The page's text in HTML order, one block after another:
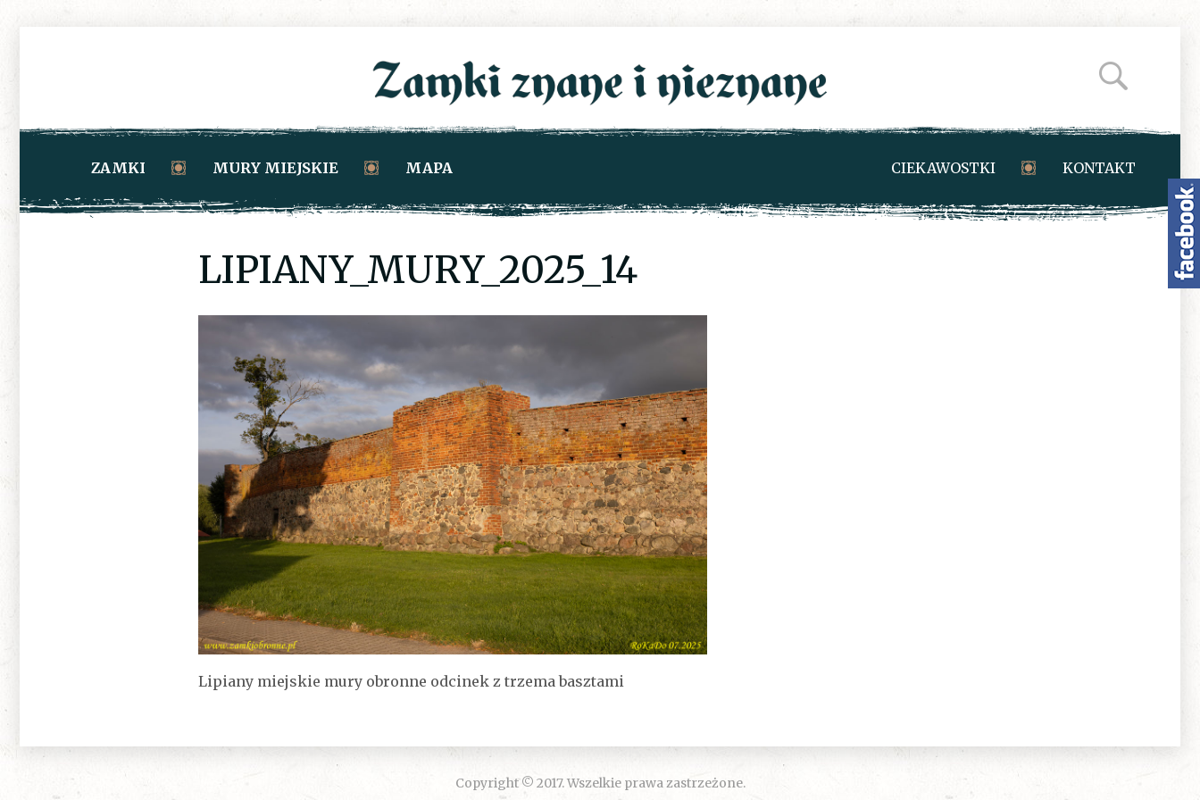
ZAMKI MURY MIEJSKIE MAPA CIEKAWOSTKI KONTAKT
LIPIANY_MURY_2025_14
Lipiany miejskie mury obronne odcinek z trzema basztami
Copyright © 2017. Wszelkie prawa zastrzeżone.